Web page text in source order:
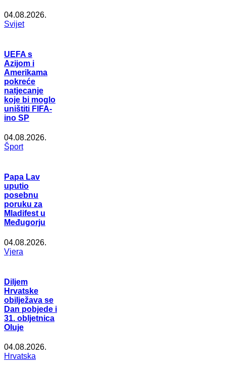
04.08.2026.
Svijet
UEFA s
Azijom i
Amerikama
pokreće
natjecanje
koje bi moglo
uništiti FIFA-
ino SP
04.08.2026.
Šport
Papa Lav
uputio
posebnu
poruku za
Mladifest u
Međugorju
04.08.2026.
Vjera
Diljem
Hrvatske
obilježava se
Dan pobjede i
31. obljetnica
Oluje
04.08.2026.
Hrvatska